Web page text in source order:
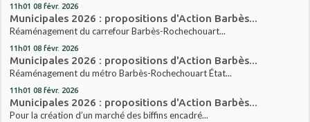
11h01 08 févr. 2026
Municipales 2026 : propositions d'Action Barbès...
Réaménagement du carrefour Barbès-Rochechouart...
11h01 08 févr. 2026
Municipales 2026 : propositions d'Action Barbès...
Réaménagement du métro Barbès-Rochechouart État...
11h01 08 févr. 2026
Municipales 2026 : propositions d'Action Barbès...
Pour la création d’un marché des biffins encadré...